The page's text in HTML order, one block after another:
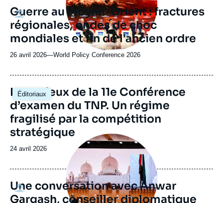
revue
ou
émission
Logo
Guerre au Moyen-Orient : fractures
régionales, ondes de choc
mondiales et fin de l'ancien ordre
26 avril 2026—Nom
journal,
ou
émission
World Policy Conference 2026
Éditoriaux
Image
principale
Les enjeux de la 11e Conférence
d’examen du TNP. Un régime
fragilisé par la compétition
stratégique
Date
publication
24 avril 2026
Logo
Image
principale
médiatique
Une conversation avec Anwar
Gargash, conseiller diplomatique